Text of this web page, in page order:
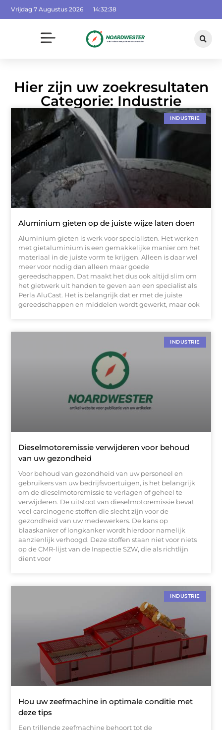
Vrijdag 7 Augustus 2026 14:32:39
Hier zijn uw zoekresultaten
Categorie: Industrie
INDUSTRIE
Aluminium gieten op de juiste wijze laten doen
Aluminium gieten is werk voor specialisten. Het werken
met gietaluminium is een gemakkelijke manier om het
materiaal in de juiste vorm te krijgen. Alleen is daar wel
meer voor nodig dan alleen maar goede
gereedschappen. Dat maakt het dus ook altijd slim om
het gietwerk uit handen te geven aan een specialist als
Perla AluCast. Het is belangrijk dat er met de juiste
gereedschappen en middelen wordt gewerkt, maar ook
INDUSTRIE
Dieselmotoremissie verwijderen voor behoud
van uw gezondheid
Voor behoud van gezondheid van uw personeel en
gebruikers van uw bedrijfsvoertuigen, is het belangrijk
om de dieselmotoremissie te verlagen of geheel te
verwijderen. De uitstoot van dieselmotoremissie bevat
veel carcinogene stoffen die slecht zijn voor de
gezondheid van uw medewerkers. De kans op
blaaskanker of longkanker wordt hierdoor namelijk
aanzienlijk verhoogd. Deze stoffen staan niet voor niets
op de CMR-lijst van de Inspectie SZW, die als richtlijn
dient voor
INDUSTRIE
Hou uw zeefmachine in optimale conditie met
deze tips
Een trillende zeefmachine behoort tot de